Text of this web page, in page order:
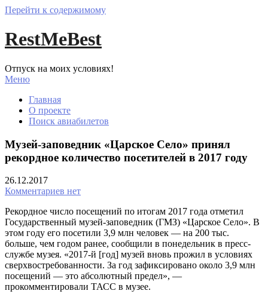
Перейти к содержимому
RestMeBest
Отпуск на моих условиях!
Меню
Главная
О проекте
Поиск авиабилетов
Музей-заповедник «Царское Село» принял
рекордное количество посетителей в 2017 году
26.12.2017
Комментариев нет
Рекордное число посещений по итогам 2017 года отметил
Государственный музей-заповедник (ГМЗ) «Царское Село». В
этом году его посетили 3,9 млн человек — на 200 тыс.
больше, чем годом ранее, сообщили в понедельник в пресс-
службе музея. «2017-й [год] музей вновь прожил в условиях
сверхвостребованности. За год зафиксировано около 3,9 млн
посещений — это абсолютный предел», —
прокомментировали ТАСС в музее.